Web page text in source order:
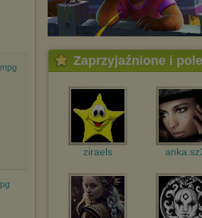
Pełną informację na ten temat
http://chomikuj.pl/PolitykaPrywatnosci.aspx.
Zaprzyjaźnione i
ziraels